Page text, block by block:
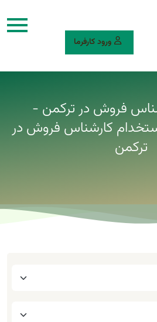
ورود کارفرما
فروش در ترکمن -
کارشناس فروش در
ترکمن